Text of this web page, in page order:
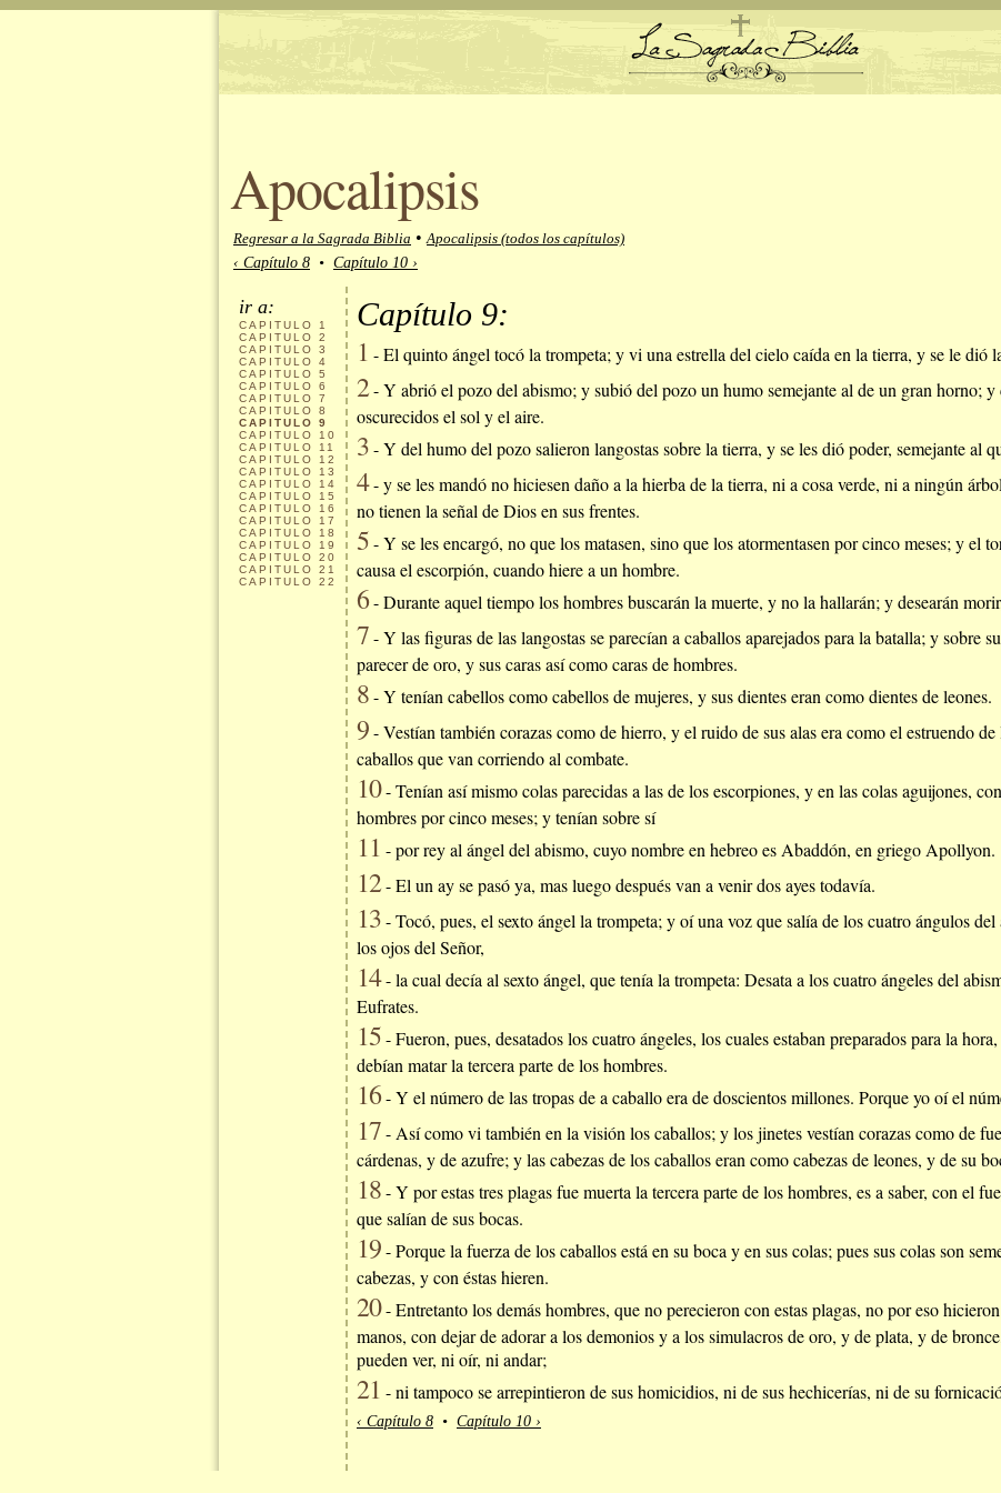
Apocalipsis
Regresar a la Sagrada Biblia • Apocalipsis (todos los capítulos)
‹ Capítulo 8 • Capítulo 10 ›
ir a:
CAPITULO
1
CAPITULO
2
CAPITULO
3
CAPITULO
4
CAPITULO
5
CAPITULO
6
CAPITULO
7
CAPITULO
8
CAPITULO
9
CAPITULO
10
CAPITULO
11
CAPITULO
12
CAPITULO
13
CAPITULO
14
CAPITULO
15
CAPITULO
16
CAPITULO
17
CAPITULO
18
CAPITULO
19
CAPITULO
20
CAPITULO
21
CAPITULO
22
Capítulo 9:
1 - El quinto ángel tocó la trompeta; y vi una estrella del cielo caída en la tierra, y se le dió
2- Y abrió el pozo del abismo; y subió del pozo un humo semejante al de un gran horno; y
oscurecidos el sol y el aire.
3- Y del humo del pozo salieron langostas sobre la tierra, y se les dió poder, semejante al
4- y se les mandó no hiciesen daño a la hierba de la tierra, ni a cosa verde, ni a ningún
no tienen la señal de Dios en sus frentes.
5- Y se les encargó, no que los matasen, sino que los atormentasen por cinco meses; y el
causa el escorpión, cuando hiere a un hombre.
6- Durante aquel tiempo los hombres buscarán la muerte, y no la hallarán; y desearán
7- Y las figuras de las langostas se parecían a caballos aparejados para la batalla; y sobre
parecer de oro, y sus caras así como caras de hombres.
8- Y tenían cabellos como cabellos de mujeres, y sus dientes eran como dientes de leones.
9- Vestían también corazas como de hierro, y el ruido de sus alas era como el estruendo
caballos que van corriendo al combate.
10- Tenían así mismo colas parecidas a las de los escorpiones, y en las colas aguijones,
hombres por cinco meses; y tenían sobre sí
11 - por rey al ángel del abismo, cuyo nombre en hebreo es Abaddón, en griego Apollyon.
12- El un ay se pasó ya, mas luego después van a venir dos ayes todavía.
13- Tocó, pues, el sexto ángel la trompeta; y oí una voz que salía de los cuatro ángulos
los ojos del Señor,
14- la cual decía al sexto ángel, que tenía la trompeta: Desata a los cuatro ángeles del
Eufrates.
15- Fueron, pues, desatados los cuatro ángeles, los cuales estaban preparados para la
debían matar la tercera parte de los hombres.
16- Y el número de las tropas de a caballo era de doscientos millones. Porque yo oí el
17- Así como vi también en la visión los caballos; y los jinetes vestían corazas como de
cárdenas, y de azufre; y las cabezas de los caballos eran como cabezas de leones, y de su
18- Y por estas tres plagas fue muerta la tercera parte de los hombres, es a saber, con el
que salían de sus bocas.
19- Porque la fuerza de los caballos está en su boca y en sus colas; pues sus colas son
cabezas, y con éstas hieren.
20- Entretanto los demás hombres, que no perecieron con estas plagas, no por eso
manos, con dejar de adorar a los demonios y a los simulacros de oro, y de plata, y de
pueden ver, ni oír, ni andar;
21 - ni tampoco se arrepintieron de sus homicidios, ni de sus hechicerías, ni de su
‹ Capítulo 8 • Capítulo 10 ›